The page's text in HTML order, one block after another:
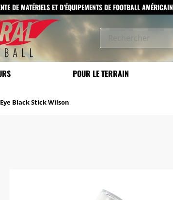
DE MATÉRIELS ET D’ÉQUIPEMENTS DE FOOTBALL AMÉRICAIN
POUR LE TERRAIN
Eye Black Stick Wilson